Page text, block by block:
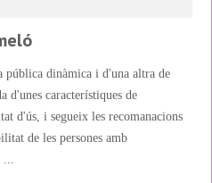
pública dinàmica i d'una altra de
d'unes característiques de
d'ús, i segueix les recomanacions
de les persones amb